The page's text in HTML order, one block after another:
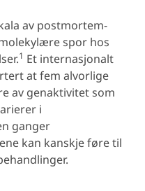
av postmortem-
spor hos
1 Et internasjonalt
at fem alvorlige
av genaktivitet som
i
ganger
kan kanskje føre til